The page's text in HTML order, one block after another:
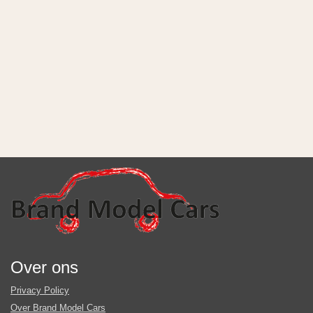
Over ons
Privacy Policy
Over Brand Model Cars